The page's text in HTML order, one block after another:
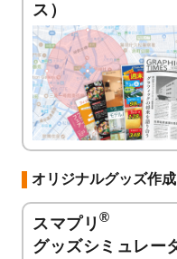
ス）
オリジナルグッズ作成
スマプリ ®
グッズシミュレー